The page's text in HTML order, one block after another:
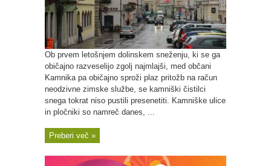
Ob prvem letošnjem dolinskem sneženju, ki se ga
običajno razveselijo zgolj najmlajši, med občani
Kamnika pa običajno sproži plaz pritožb na račun
neodzivne zimske službe, se kamniški čistilci
snega tokrat niso pustili presenetiti. Kamniške ulice
in pločniki so namreč danes, ...
Preberi več »